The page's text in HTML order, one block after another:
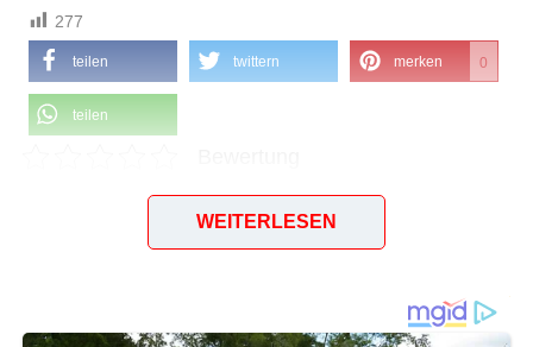
277
teilen twittern merken 0
teilen
Vorzugsaktie über 1000 Mark der Leipziger Bierbrauerei
zu Reudnitz Riebeck & Co AG vom August 1913
WEITERLESEN